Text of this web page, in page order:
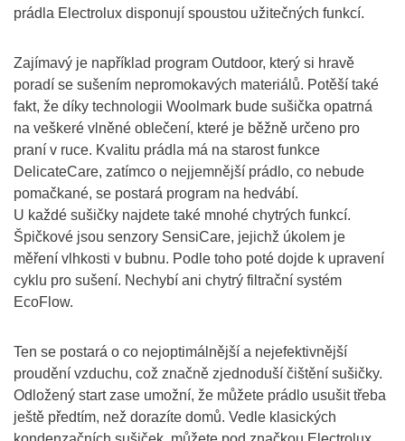
prádla Electrolux disponují spoustou užitečných funkcí.
Zajímavý je například program Outdoor, který si hravě
poradí se sušením nepromokavých materiálů. Potěší také
fakt, že díky technologii Woolmark bude sušička opatrná
na veškeré vlněné oblečení, které je běžně určeno pro
praní v ruce. Kvalitu prádla má na starost funkce
DelicateCare, zatímco o nejjemnější prádlo, co nebude
pomačkané, se postará program na hedvábí.
U každé sušičky najdete také mnohé chytrých funkcí.
Špičkové jsou senzory SensiCare, jejichž úkolem je
měření vlhkosti v bubnu. Podle toho poté dojde k upravení
cyklu pro sušení. Nechybí ani chytrý filtrační systém
EcoFlow.
Ten se postará o co nejoptimálnější a nejefektivnější
proudění vzduchu, což značně zjednoduší čištění sušičky.
Odložený start zase umožní, že můžete prádlo usušit třeba
ještě předtím, než dorazíte domů. Vedle klasických